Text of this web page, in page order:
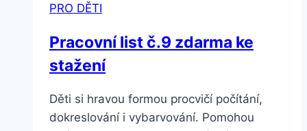
PRO DĚTI
Pracovní list č.9 zdarma ke
stažení
Děti si hravou formou procvičí počítání,
dokreslování i vybarvování. Pomohou